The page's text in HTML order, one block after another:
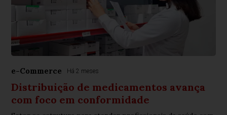
e-Commerce Há 2 meses
Distribuição de medicamentos avança
com foco em conformidade